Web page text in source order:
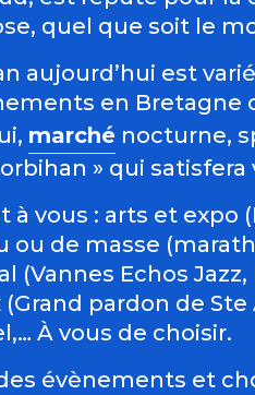
quel que soit le
aujourd’hui est
en Bretagne
marché nocturne,
» qui satisfera
à vous : arts et
de masse
(Vannes Echos
pardon de
À vous de choisir.
évènements et